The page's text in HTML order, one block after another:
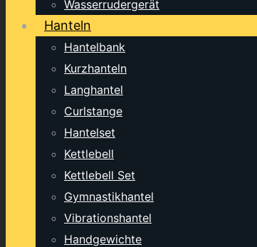
Wasserrudergerät
Hanteln
Hantelbank
Kurzhanteln
Langhantel
Curlstange
Hantelset
Kettlebell
Kettlebell Set
Gymnastikhantel
Vibrationshantel
Handgewichte